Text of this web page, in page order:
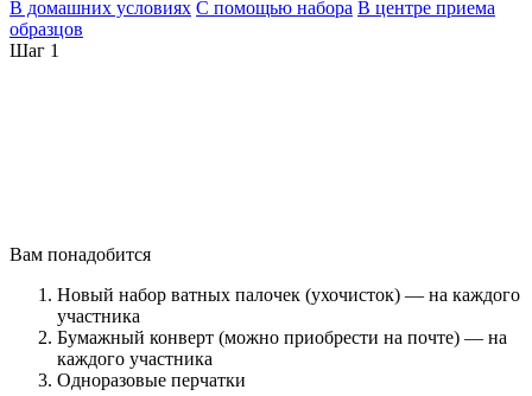
В домашних условиях С помощью набора В центре приема
образцов
Шаг 1
Вам понадобится
Новый набор ватных палочек (ухочисток) — на каждого
участника
Бумажный конверт (можно приобрести на почте) — на
каждого участника
Одноразовые перчатки